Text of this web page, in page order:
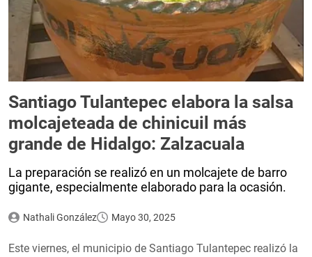
Santiago Tulantepec elabora la salsa
molcajeteada de chinicuil más
grande de Hidalgo: Zalzacuala
La preparación se realizó en un molcajete de barro
gigante, especialmente elaborado para la ocasión.
Nathali González Mayo 30, 2025
Este viernes, el municipio de Santiago Tulantepec realizó la